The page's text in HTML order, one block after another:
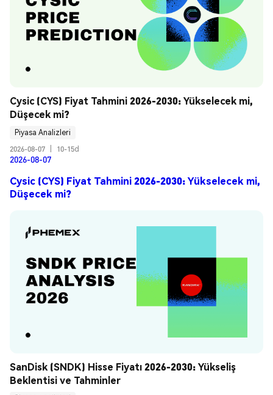
Cysic (CYS) Fiyat Tahmini 2026-2030: Yükselecek mi,
Düşecek mi?
Piyasa Analizleri
2026-08-07
10-15d
2026-08-07
Cysic (CYS) Fiyat Tahmini 2026-2030: Yükselecek mi,
Düşecek mi?
SanDisk (SNDK) Hisse Fiyatı 2026-2030: Yükseliş
Beklentisi ve Tahminler